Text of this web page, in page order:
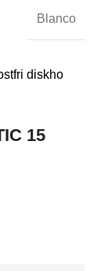
Blanco
15